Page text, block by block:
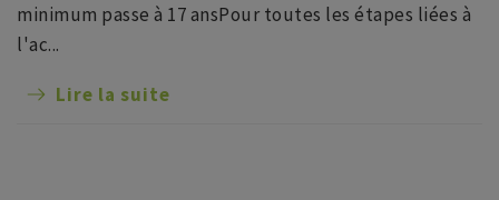
minimum passe à 17 ansPour toutes les étapes liées à
l'ac...
Lire la suite